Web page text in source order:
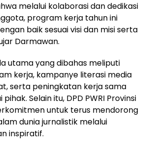
melalui kolaborasi dan dedikasi
program kerja tahun ini
baik sesuai visi dan misi serta
Darmawan.
utama yang dibahas meliputi
kerja, kampanye literasi media
serta peningkatan kerja sama
Selain itu, DPD PWRI Provinsi
untuk terus mendorong
dunia jurnalistik melalui
inspiratif.